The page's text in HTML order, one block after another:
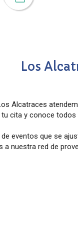
Los
Alcatraces
cita y conoce
eventos que se
a nuestra red de